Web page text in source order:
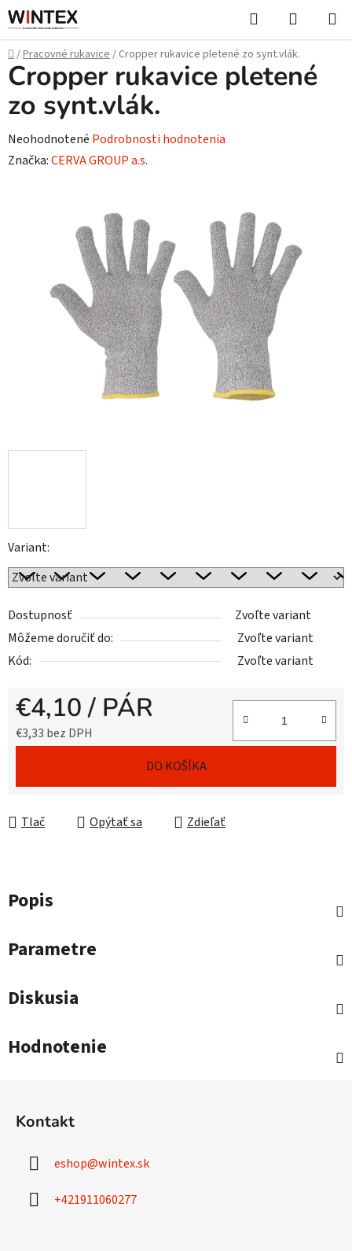
Prejsť
na
obsah
Hľadať
KOŠÍK
Domov
/Pracovné rukavice/ Cropper rukavice pletené zo synt.vlák.
Variant:
Dostupnosť
Zvoľte variant
Môžeme doručiť do:
Zvoľte variant
Kód:
Zvoľte variant
€4,10/ PÁR
€3,33 bez DPH
DO KOŠÍKA
Tlač Opýtať sa Zdieľať
Cropper rukavice pletené
zo synt.vlák.
Priemerné
hodnotenie
hviezdičiek.
Neohodnotené Podrobnosti hodnotenia
Značka:CERVA GROUP a.s.
Popis
Parametre
Diskusia
Hodnotenie
Kontakt
eshop@wintex.sk
+421911060277